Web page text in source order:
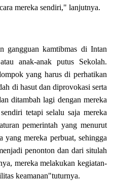
mereka sendiri," lanjutnya.
gangguan kamtibmas di Intan
anak-anak putus Sekolah.
yang harus di perhatikan
di hasut dan diprovokasi serta
ditambah lagi dengan mereka
tetapi selalu saja mereka
pemerintah yang menurut
yang mereka perbuat, sehingga
penonton dan dari situlah
mereka melakukan kegiatan-
keamanan"tuturnya.